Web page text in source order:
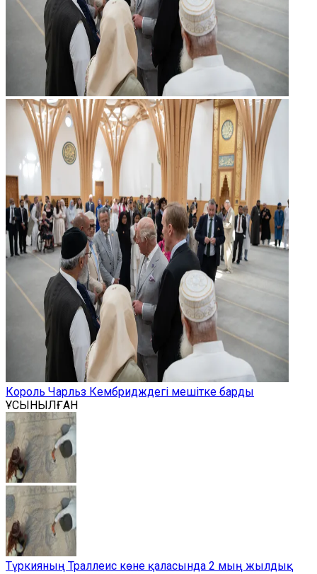
Король Чарльз Кембридждегі мешітке барды
ҰСЫНЫЛҒАН
Түркияның Траллеис көне қаласында 2 мың жылдық